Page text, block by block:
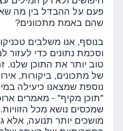
פעם על ההבדל בין מה
שהם באמת מתכוונים?
בנוסף, אנו משלבים
וסכמת נתונים כדי לעזור
טוב יותר את התוכן שלנו.
של מתכונים, ביקורות,
נוספת שמצאנו כיעילה
"תוכן מקיף" - מאמרים
שמכסים נושא מכל
מושכים יותר תנועה, אלא